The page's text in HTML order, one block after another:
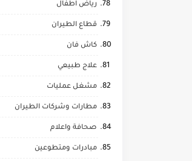
رياض اطفال
قطاع الطيران
كاش فان
علاج طبيعي
مشغل عمليات
مطارات وشركات الطيران
صحافة واعلام
مبادرات ومتطوعين